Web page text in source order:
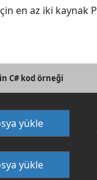
az iki kaynak
C# kod örneği
yükle
yükle